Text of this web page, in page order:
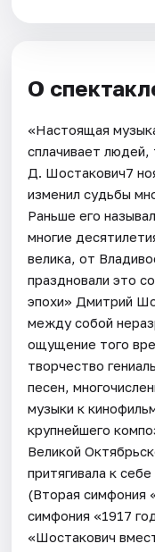
О
«Настоящая
сплачивает
Д. Шостакович7
изменил судьбы
Раньше его
многие
велика, от
праздновали это
эпохи» Дмитрий
между собой
ощущение того
творчество
песен,
музыки к
крупнейшего
Великой
притягивала к
(Вторая симфония
симфония «1917
«Шостакович